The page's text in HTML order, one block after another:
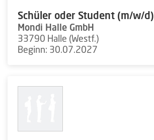
Schüler oder Student (m/w/d)
Mondi Halle GmbH
33790 Halle (Westf.)
Beginn: 30.07.2027